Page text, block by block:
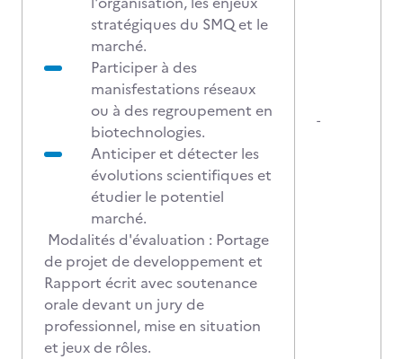
stratégiques du SMQ et le
marché.
Participer à des
manisfestations réseaux
ou à des regroupement en
biotechnologies.
Anticiper et détecter les
évolutions scientifiques et
étudier le potentiel
marché.
Modalités d'évaluation : Portage
de projet de developpement et
Rapport écrit avec soutenance
orale devant un jury de
professionnel, mise en situation
et jeux de rôles.
-